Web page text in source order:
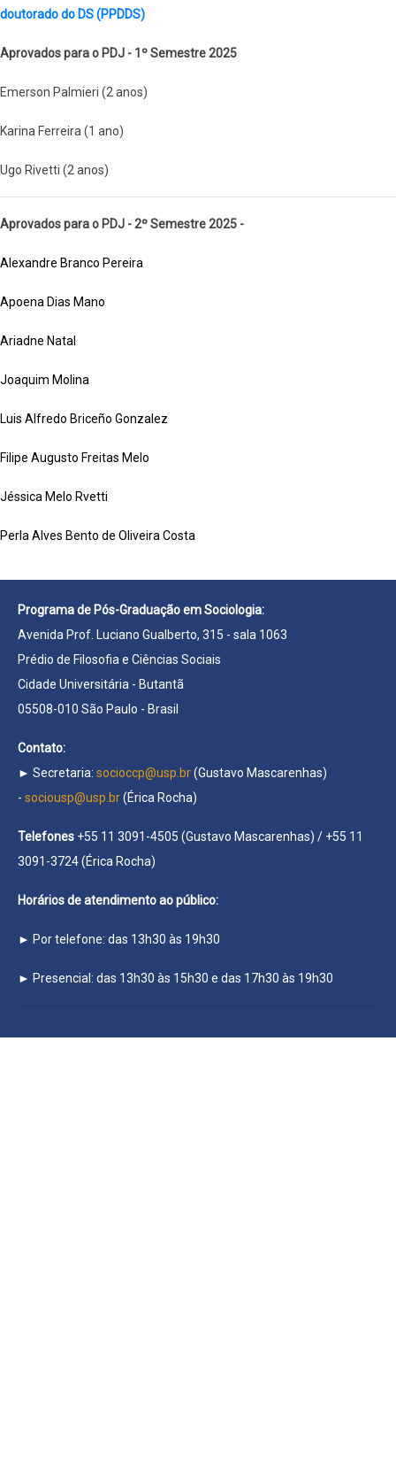
doutorado do DS (PPDDS)
Aprovados para o PDJ - 1º Semestre 2025
Emerson Palmieri (2 anos)
Karina Ferreira (1 ano)
Ugo Rivetti (2 anos)
Aprovados para o PDJ - 2º Semestre 2025 -
Alexandre Branco Pereira
Apoena Dias Mano
Ariadne Natal
Joaquim Molina
Luis Alfredo Briceño Gonzalez
Filipe Augusto Freitas Melo
Jéssica Melo Rvetti
Perla Alves Bento de Oliveira Costa
Programa de Pós-Graduação em Sociologia:
Avenida Prof. Luciano Gualberto, 315 - sala 1063
Prédio de Filosofia e Ciências Sociais
Cidade Universitária - Butantã
05508-010 São Paulo - Brasil
Contato:
► Secretaria: socioccp@usp.br(Gustavo Mascarenhas)
- sociousp@usp.br(Érica Rocha)
Telefones +55 11 3091-4505 (Gustavo Mascarenhas) / +55 11
3091-3724 (Érica Rocha)
Horários de atendimento ao público:
► Por telefone: das 13h30 às 19h30
► Presencial: das 13h30 às 15h30 e das 17h30 às 19h30